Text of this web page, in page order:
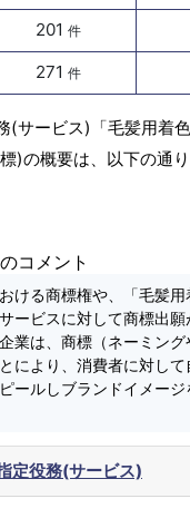
201 件
271 件
(サービス)「毛髪用着
)の概要は、以下の通り
コメント
ける商標権や、「毛髪
ービスに対して商標出
業は、商標（ネーミン
により、消費者に対し
ールしブランドイメー
定役務(サービス)